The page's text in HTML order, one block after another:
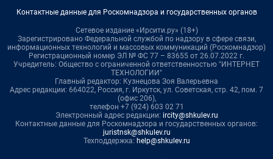
Контактные данные для Роскомнадзора и государственных органов
Сетевое издание «Ирсити.ру» (18+)
Зарегистрировано Федеральной службой по надзору в сфере связи,
информационных технологий и массовых коммуникаций (Роскомнадзор)
Регистрационный номер ЭЛ № ФС 77 – 83655 от 26.07.2022 г.
Учредитель: Общество с ограниченной ответственностью "ИНТЕРНЕТ
ТЕХНОЛОГИИ"
Главный редактор: Кузнецова Зоя Валерьевна
Адрес редакции: 664022, Россия, г. Иркутск, ул. Советская, стр. 42, пом. 7
(офис 206),
телефон +7 (924) 603 02 71
Электронный адрес редакции: ircity@shkulev.ru
Контактные данные для Роскомнадзора и государственных органов:
juristnsk@shkulev.ru
Техподдержка: help@shkulev.ru